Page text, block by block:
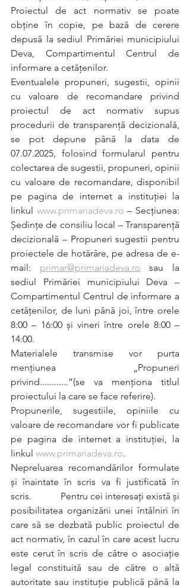
Proiectul de act normativ se poate
obţine în copie, pe bază de cerere
depusă la sediul Primăriei municipiului
Deva, Compartimentul Centrul de
informare a cetățenilor.
Eventualele propuneri, sugestii, opinii
cu valoare de recomandare privind
proiectul de act normativ supus
procedurii de transparenţă decizională,
se pot depune până la data de
07.07.2025, folosind formularul pentru
colectarea de sugestii, propuneri, opinii
cu valoare de recomandare, disponibil
pe pagina de internet a instituţiei la
linkul www.primariadeva.ro – Secțiunea:
Ședințe de consiliu local – Transparență
decizională – Propuneri sugestii pentru
proiectele de hotărâre, pe adresa de e-
mail: primar@primariadeva.ro sau la
sediul Primăriei municipiului Deva –
Compartimentul Centrul de informare a
cetățenilor, de luni până joi, între orele
8:00 – 16:00 și vineri între orele 8:00 –
14:00.
Materialele transmise vor purta
menţiunea „Propuneri
privind............”(se va menționa titlul
proiectului la care se face referire).
Propunerile, sugestiile, opiniile cu
valoare de recomandare vor fi publicate
pe pagina de internet a instituţiei, la
linkul www.primariadeva.ro.
Nepreluarea recomandărilor formulate
şi înaintate în scris va fi justificată în
scris.      Pentru cei interesaţi există şi
posibilitatea organizării unei întâlniri în
care să se dezbată public proiectul de
act normativ, în cazul în care acest lucru
este cerut în scris de către o asociaţie
legal constituită sau de către o altă
autoritate sau instituţie publică până la